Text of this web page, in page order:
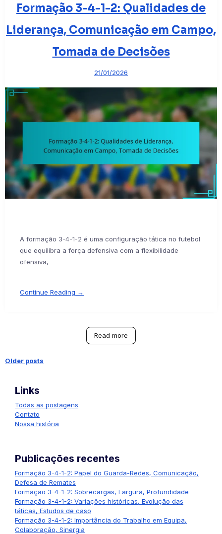
Formação 3-4-1-2: Qualidades de
Liderança, Comunicação em Campo,
Tomada de Decisões
21/01/2026
A formação 3-4-1-2 é uma configuração tática no futebol
que equilibra a força defensiva com a flexibilidade
ofensiva,
Continue Reading →
Read more
Posts
navigation
Older posts
Links
Todas as postagens
Contato
Nossa história
Publicações recentes
Formação 3-4-1-2: Papel do Guarda-Redes, Comunicação,
Defesa de Remates
Formação 3-4-1-2: Sobrecargas, Largura, Profundidade
Formação 3-4-1-2: Variações históricas, Evolução das
táticas, Estudos de caso
Formação 3-4-1-2: Importância do Trabalho em Equipa,
Colaboração, Sinergia